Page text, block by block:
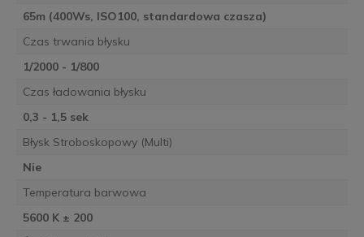
65m (400Ws, ISO100, standardowa czasza)
Czas trwania błysku
1/2000 - 1/800
Czas ładowania błysku
0,3 - 1,5 sek
Błysk Stroboskopowy (Multi)
Nie
Temperatura barwowa
5600 K ± 200